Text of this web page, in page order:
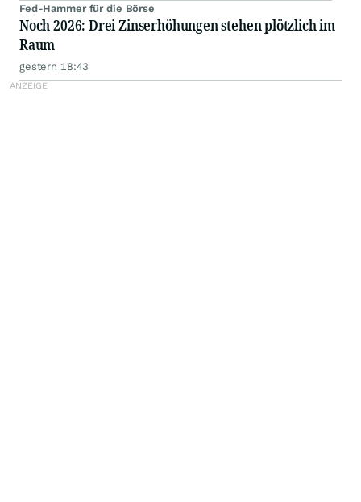
Fed-Hammer für die Börse
Noch 2026: Drei Zinserhöhungen stehen plötzlich im
Raum
gestern 18:43